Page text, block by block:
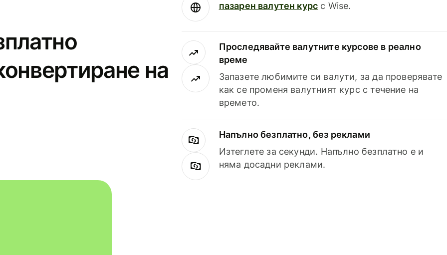
на
пазарен валутен курс с Wise.
Проследявайте валутните курсове в реално
време
Запазете любимите си валути, за да проверявате
как се променя валутният курс с течение на
времето.
Напълно безплатно, без реклами
Изтеглете за секунди. Напълно безплатно е и
няма досадни реклами.